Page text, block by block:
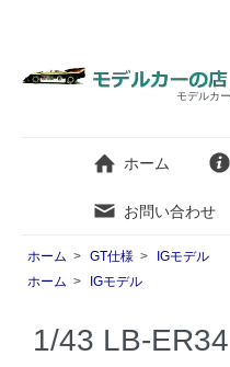
モデルカ
ホーム
お問い合わせ
ホーム > GT仕様 >
IGモデル
ホーム > IGモデル
1/43 LB-